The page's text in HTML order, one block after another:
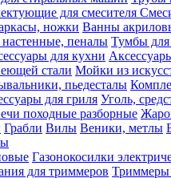
для смесителя
ножки Ванны
пеналы Тумбы
для кухни
стали Мойки из
пьедесталы
для гриля Уголь,
походные разборные
Грабли Вилы Веники, метлы
Газонокосилки
для триммеров Триммеры